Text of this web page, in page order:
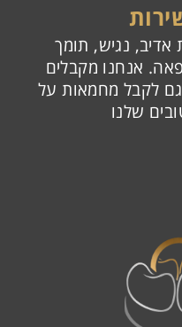
אדיב, נגיש, תומך
אנחנו מקבלים
לקבל מחמאות על
שלנו